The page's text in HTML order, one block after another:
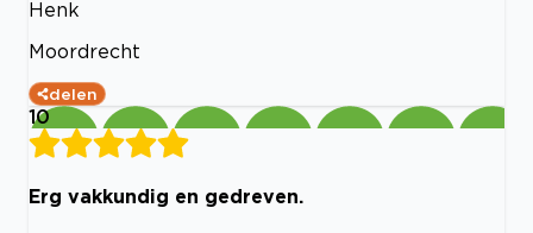
Henk
Moordrecht
delen
10
Erg vakkundig en gedreven.